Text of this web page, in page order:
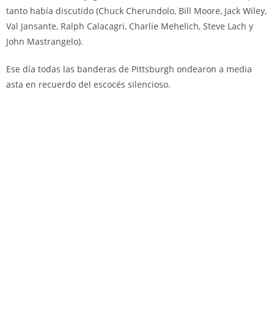
tanto había discutido (Chuck Cherundolo, Bill Moore, Jack Wiley,
Val Jansante, Ralph Calacagri, Charlie Mehelich, Steve Lach y
John Mastrangelo).
Ese día todas las banderas de Pittsburgh ondearon a media
asta en recuerdo del escocés silencioso.